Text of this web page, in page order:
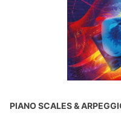
PIANO SCALES &